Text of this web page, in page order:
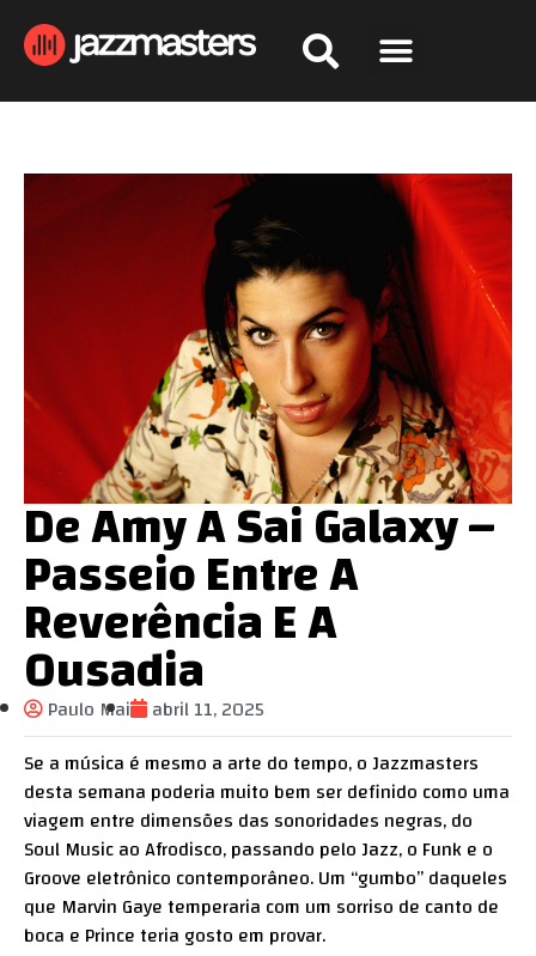
De Amy A Sai Galaxy –
Passeio Entre A
Reverência E A
Ousadia
Paulo Mai
abril 11, 2025
Se a música é mesmo a arte do tempo, o Jazzmasters
desta semana poderia muito bem ser definido como uma
viagem entre dimensões das sonoridades negras, do
Soul Music ao Afrodisco, passando pelo Jazz, o Funk e o
Groove eletrônico contemporâneo. Um “gumbo” daqueles
que Marvin Gaye temperaria com um sorriso de canto de
boca e Prince teria gosto em provar.